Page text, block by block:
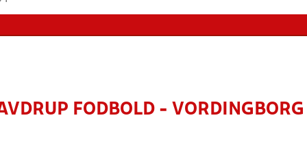
FODBOLD - VORDINGBORG